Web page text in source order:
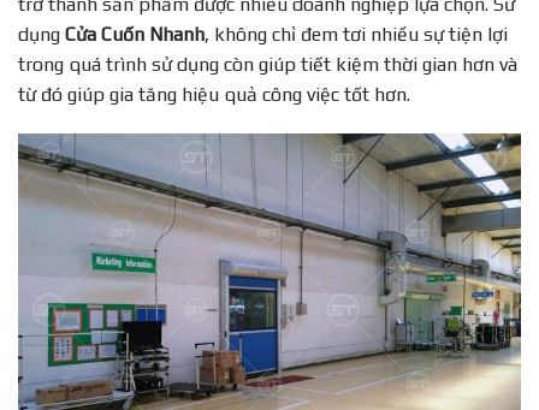
dụng Cửa Cuốn Nhanh, không chỉ đem tơi nhiều sự tiện lợi
trong quá trình sử dụng còn giúp tiết kiệm thời gian hơn và
từ đó giúp gia tăng hiệu quả công việc tốt hơn.